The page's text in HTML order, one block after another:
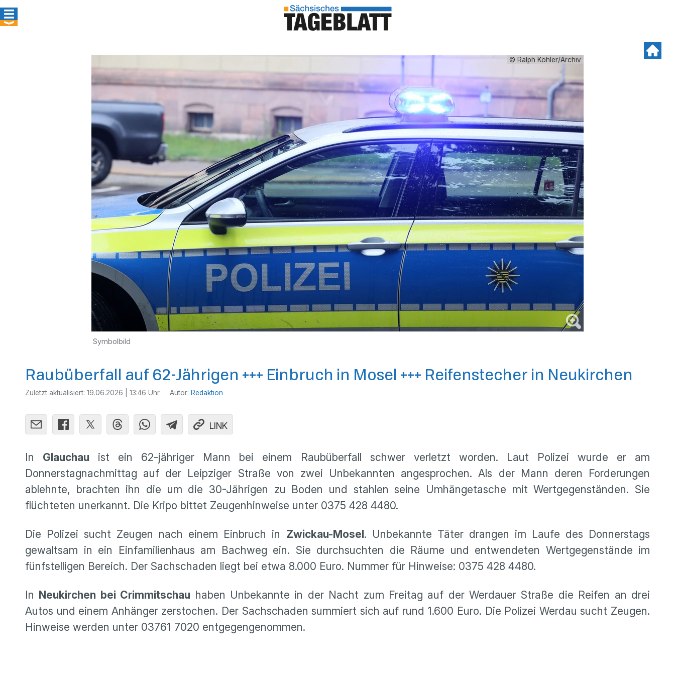
© Ralph Köhler/Archiv
Symbolbild
Raubüberfall auf 62-Jährigen +++ Einbruch in Mosel +++ Reifenstecher in Neukirchen
Zuletzt aktualisiert: 19.06.2026 | 13:46 Uhr Autor: Redaktion
LINK
In Glauchau ist ein 62-jähriger Mann bei einem Raubüberfall schwer verletzt worden. Laut Polizei wurde er am
Donnerstagnachmittag auf der Leipziger Straße von zwei Unbekannten angesprochen. Als der Mann deren Forderungen
ablehnte, brachten ihn die um die 30-Jährigen zu Boden und stahlen seine Umhängetasche mit Wertgegenständen. Sie
flüchteten unerkannt. Die Kripo bittet Zeugenhinweise unter 0375 428 4480.
Die Polizei sucht Zeugen nach einem Einbruch in Zwickau-Mosel. Unbekannte Täter drangen im Laufe des Donnerstags
gewaltsam in ein Einfamilienhaus am Bachweg ein. Sie durchsuchten die Räume und entwendeten Wertgegenstände im
fünfstelligen Bereich. Der Sachschaden liegt bei etwa 8.000 Euro. Nummer für Hinweise: 0375 428 4480.
In Neukirchen bei Crimmitschau haben Unbekannte in der Nacht zum Freitag auf der Werdauer Straße die Reifen an drei
Autos und einem Anhänger zerstochen. Der Sachschaden summiert sich auf rund 1.600 Euro. Die Polizei Werdau sucht Zeugen.
Hinweise werden unter 03761 7020 entgegengenommen.